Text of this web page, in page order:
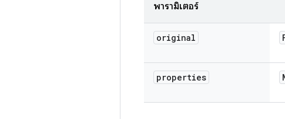
พารามิเตอร์
original
properties